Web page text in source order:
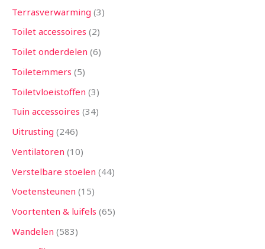
Terrasverwarming 3
Toilet accessoires 2
Toilet onderdelen 6
Toiletemmers 5
Toiletvloeistoffen 3
Tuin accessoires 34
Uitrusting 246
Ventilatoren 10
Verstelbare stoelen 44
Voetensteunen 15
Voortenten & luifels 65
Wandelen 583